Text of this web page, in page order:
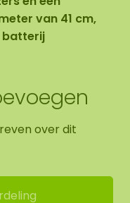
van 41 cm,
batterij
over dit